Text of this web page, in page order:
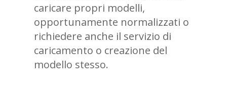
caricare propri modelli,
opportunamente normalizzati o
richiedere anche il servizio di
caricamento o creazione del
modello stesso.